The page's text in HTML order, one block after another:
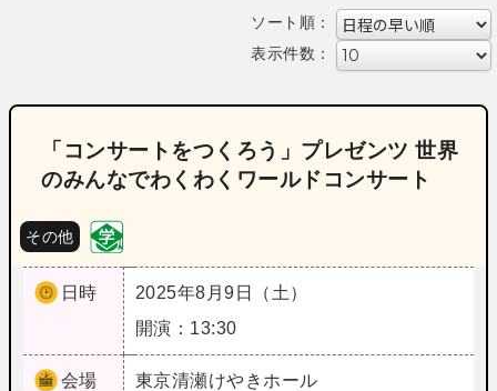
ソート順：
表示件数：
「コンサートをつくろう」プレゼンツ 世界
のみんなでわくわくワールドコンサート
その他
日時
2025年8月9日（土）
開演：13:30
会場 東京清瀬けやきホール